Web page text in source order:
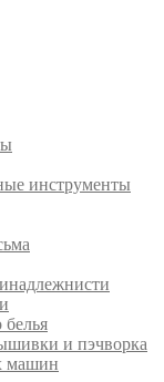
инструменты
и пэчворка
машин